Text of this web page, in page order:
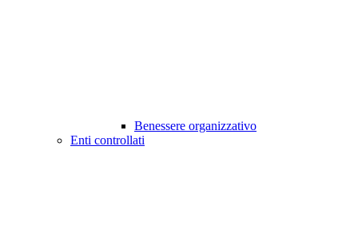
Benessere organizzativo
Enti controllati